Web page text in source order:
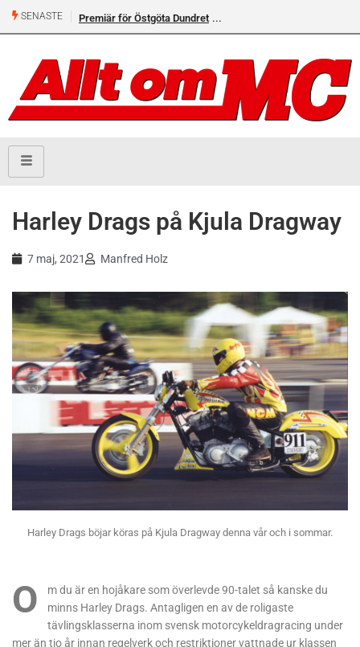
SENASTE Premiär för Östgöta Dundret
Harley Drags på Kjula Dragway
7 maj, 2021 Manfred Holz
Harley Drags böjar köras på Kjula Dragway denna vår och i sommar.
O
m du är en hojåkare som överlevde 90-talet så kanske du
minns Harley Drags. Antagligen en av de roligaste
tävlingsklasserna inom svensk motorcykeldragracing under
mer än tio år innan regelverk och restriktioner vattnade ur klassen